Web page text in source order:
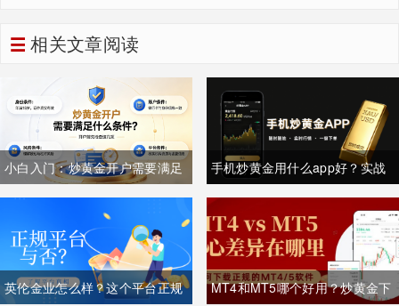
相关文章阅读
小白入门：炒黄金开户需要满足
什么条件？一文讲清所有要求
手机炒黄金用什么app好？实战
经验者都用什么app？
英伦金业怎么样？这个平台正规 MT4和MT5哪个好用？炒黄金下